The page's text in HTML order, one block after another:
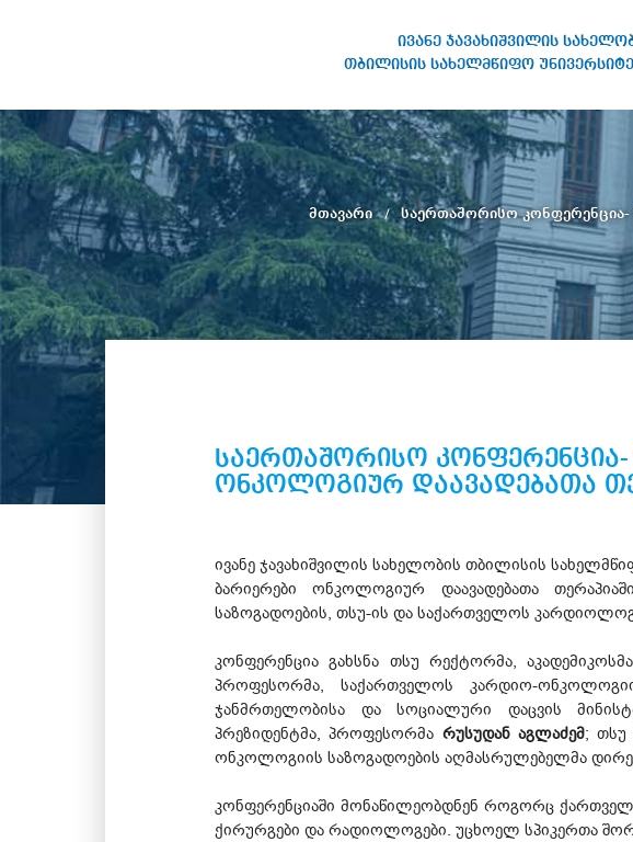
ივანე ჯავახიშვილის
თბილისის სახელმწიფო
სახელობის თბილისის
სახელმწიფო უნივერსიტეტი
მთავარი საერთაშორისო კონფერენცია-
საერთაშორისო
ონკოლოგიურ დაავადებათა
ივანე ჯავახიშვილის სახელობის თბილისის
ბარიერები ონკოლოგიურ დაავადებათა
საზოგადოების, თსუ-ის და საქართველოს
კონფერენცია გახსნა თსუ რექტორმა,
პროფესორმა, საქართველოს კარდიო-
ჯანმრთელობისა და სოციალური დაცვის
პრეზიდენტმა, პროფესორმა რუსუდან აგლაძემ; თსუ
ონკოლოგიის საზოგადოების აღმასრულებელმა
კონფერენციაში მონაწილეობდნენ როგორც
ქირურგები და რადიოლოგები. უცხოელ სპიკერთა